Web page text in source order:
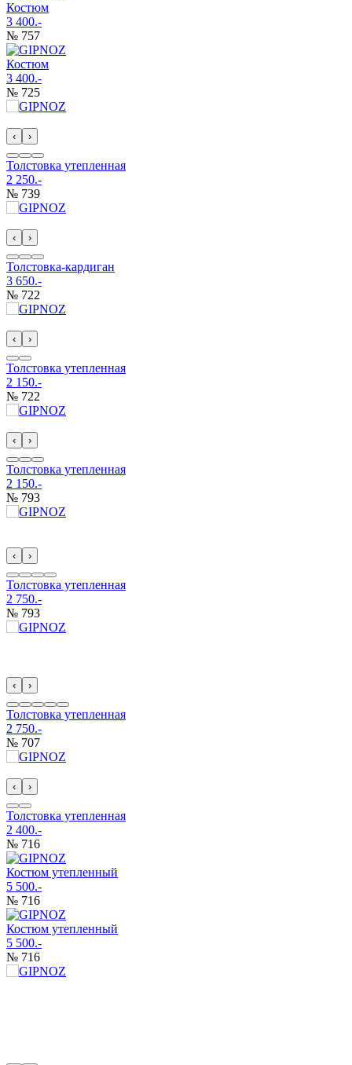
Костюм
3 400.-
№ 757
Костюм
3 400.-
№ 725
‹ ›
Толстовка утепленная
2 250.-
№ 739
‹ ›
Толстовка-кардиган
3 650.-
№ 722
‹ ›
Толстовка утепленная
2 150.-
№ 722
‹ ›
Толстовка утепленная
2 150.-
№ 793
‹ ›
Толстовка утепленная
2 750.-
№ 793
‹ ›
Толстовка утепленная
2 750.-
№ 707
‹ ›
Толстовка утепленная
2 400.-
№ 716
Костюм утепленный
5 500.-
№ 716
Костюм утепленный
5 500.-
№ 716